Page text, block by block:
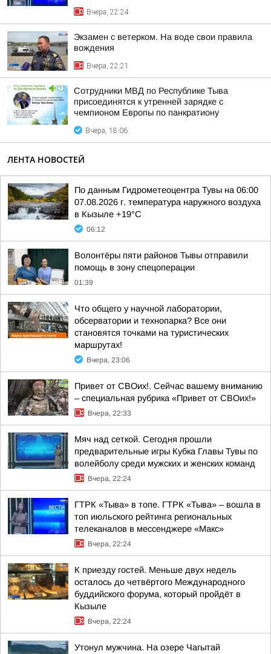
Вчера, 22:24
Экзамен с ветерком. На воде свои правила
вождения
Вчера, 22:21
Сотрудники МВД по Республике Тыва
присоединятся к утренней зарядке с
чемпионом Европы по панкратиону
Вчера, 18:06
ЛЕНТА НОВОСТЕЙ
По данным Гидрометеоцентра Тувы на 06:00
07.08.2026 г. температура наружного воздуха
в Кызыле +19°С
06:12
Волонтёры пяти районов Тывы отправили
помощь в зону спецоперации
01:39
Что общего у научной лаборатории,
обсерватории и технопарка? Все они
становятся точками на туристических
маршрутах!
Вчера, 23:06
Привет от СВОих!. Сейчас вашему вниманию
– специальная рубрика «Привет от СВОих!»
Вчера, 22:33
Мяч над сеткой. Сегодня прошли
предварительные игры Кубка Главы Тувы по
волейболу среди мужских и женских команд
Вчера, 22:24
ГТРК «Тыва» в топе. ГТРК «Тыва» – вошла в
топ июльского рейтинга региональных
телеканалов в мессенджере «Макс»
Вчера, 22:24
К приезду гостей. Меньше двух недель
осталось до четвёртого Международного
буддийского форума, который пройдёт в
Кызыле
Вчера, 22:24
Утонул мужчина. На озере Чагытай